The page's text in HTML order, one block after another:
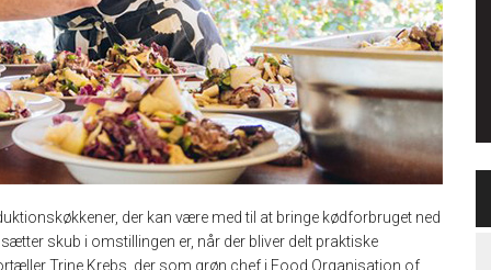
der kan være med til at bringe kødforbruget ned
skub i omstillingen er, når der bliver delt praktiske
Trine Krebs, der som grøn chef i Food Organisation of